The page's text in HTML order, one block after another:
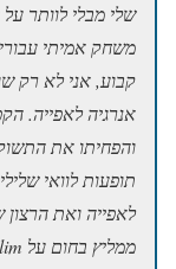
משחק אמיתי
קבוע, אני לא רק
אנרגיה לאפייה.
והפחיתו את
תופעות לוואי
לאפייה ואת הרצון
ממליץ בחום על NexaSlim!”